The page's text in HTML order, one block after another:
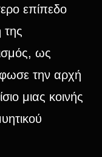
επίπεδο
της
ως
την αρχή
μιας κοινής